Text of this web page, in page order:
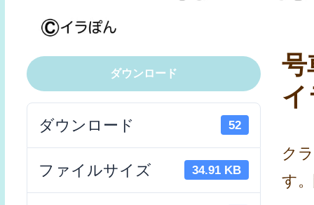
ダウンロード
ダウンロード 52
ファイルサイズ 34.91 KB
号
イ
ク
す